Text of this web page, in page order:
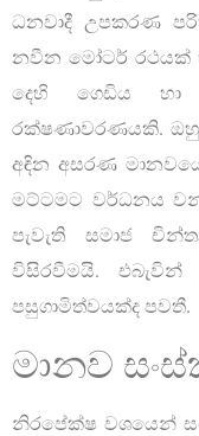
ධනවාදී උපකරණ
නවීන මෝටර් රථයක්
දෙහි ගෙඩිය හා
රක්ෂණාවරණයකි.
අඳින අසරණ
මට්ටමට වර්ධනය
පැවැති සමාජ
විසිරවීමයි. එබැවින්
පසුගාමිත්වයක්ද පවතී.
මානව
නිරපේක්ෂ වශයෙන්